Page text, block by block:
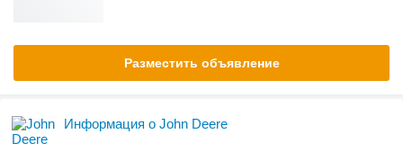
Разместить объявление
Информация о John Deere